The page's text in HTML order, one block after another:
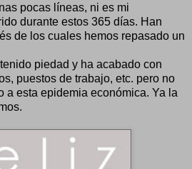
pocas líneas, ni es mi
durante estos 365 días. Han
de los cuales hemos repasado un
piedad y ha acabado con
puestos de trabajo, etc. pero no
a esta epidemia económica. Ya la